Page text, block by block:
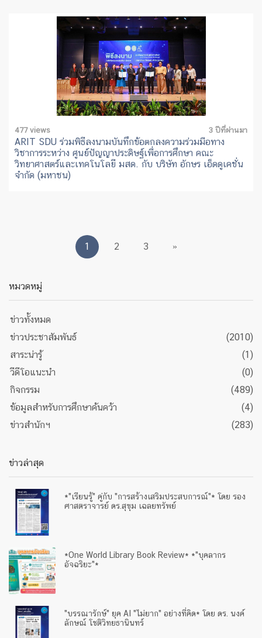
477 views 3 ปีที่ผ่านมา
ARIT SDU ร่วมพิธีลงนามบันทึกข้อตกลงความร่วมมือทาง
วิชาการระหว่าง ศูนย์ปัญญาประดิษฐ์เพื่อการศึกษา คณะ
วิทยาศาสตร์และเทคโนโลยี มสด. กับ บริษัท อักษร เอ็ดดูเคชั่น
จำกัด (มหาชน)
1 2 3 »
หมวดหมู่
ข่าวทั้งหมด
ข่าวประชาสัมพันธ์
(2010)
สาระน่ารู้
(1)
วีดีโอแนะนำ
(0)
กิจกรรม
(489)
ข้อมูลสำหรับการศึกษาค้นคว้า
(4)
ข่าวสำนักฯ
(283)
ข่าวล่าสุด
*"เรียนรู้" คู่กับ "การสร้างเสริมประสบการณ์"* โดย รอง
ศาสตราจารย์ ดร.สุขุม เฉลยทรัพย์
*One World Library Book Review* *"บุคลากร
อัจฉริยะ"*
"บรรณารักษ์" ยุค AI "ไม่ยาก" อย่างที่คิด* โดย ดร. นงค์
ลักษณ์ โชติวิทยธานินทร์